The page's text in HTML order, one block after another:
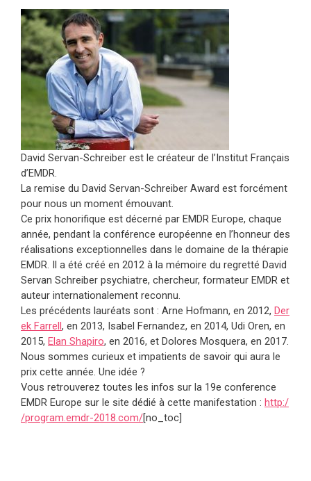
David Servan-Schreiber est le créateur de l’Institut Français
d’EMDR.
La remise du David Servan-Schreiber Award est forcément
pour nous un moment émouvant.
Ce prix honorifique est décerné par EMDR Europe, chaque
année, pendant la conférence européenne en l’honneur des
réalisations exceptionnelles dans le domaine de la thérapie
EMDR. Il a été créé en 2012 à la mémoire du regretté David
Servan Schreiber psychiatre, chercheur, formateur EMDR et
auteur internationalement reconnu.
Les précédents lauréats sont : Arne Hofmann, en 2012, Der
ek Farrell, en 2013, Isabel Fernandez, en 2014, Udi Oren, en
2015, Elan Shapiro, en 2016, et Dolores Mosquera, en 2017.
Nous sommes curieux et impatients de savoir qui aura le
prix cette année. Une idée ?
Vous retrouverez toutes les infos sur la 19e conference
EMDR Europe sur le site dédié à cette manifestation : http:/
/program.emdr-2018.com/[no_toc]